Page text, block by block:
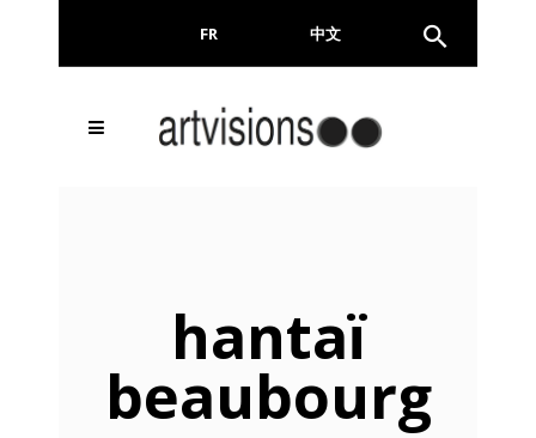
FR 中文
hantaï
beaubourg